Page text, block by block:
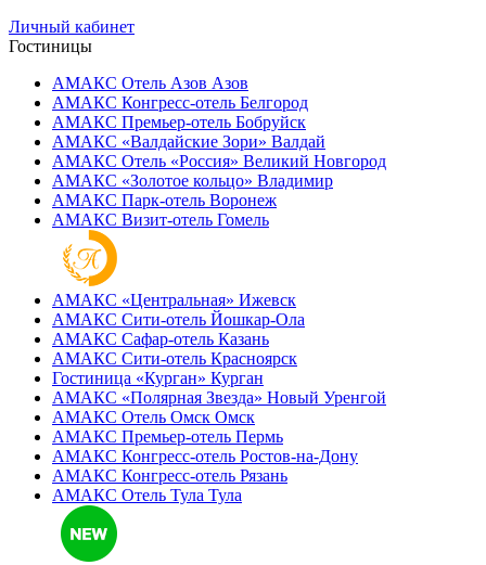
Личный кабинет
Гостиницы
АМАКС Отель ‎Азов Азов
АМАКС Конгресс-отель Белгород
АМАКС Премьер-отель Бобруйск
АМАКС «‎Валдайские Зори» Валдай
АМАКС Отель «‎Россия» Великий Новгород
АМАКС «‎Золотое кольцо» Владимир
АМАКС Парк-отель Воронеж
АМАКС Визит-отель Гомель
АМАКС «‎Центральная» Ижевск
АМАКС Сити-отель Йошкар-Ола
АМАКС Сафар-отель Казань
АМАКС Сити-отель Красноярск
Гостиница «‎Курган» Курган
АМАКС «Полярная Звезда» Новый Уренгой
АМАКС Отель ‎Омск Омск
АМАКС Премьер-отель Пермь
АМАКС Конгресс-отель Ростов-на-Дону
АМАКС Конгресс-отель Рязань
АМАКС Отель Тула Тула